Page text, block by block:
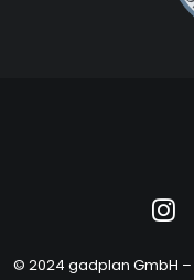
© 2024 gadplan GmbH –